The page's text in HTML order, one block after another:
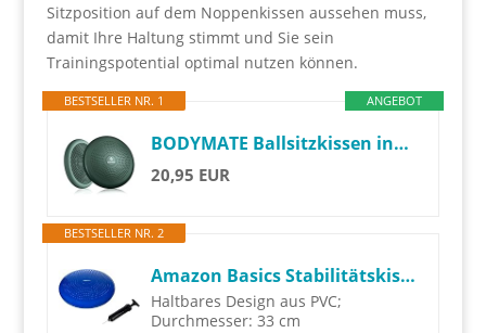
Sitzposition auf dem Noppenkissen aussehen muss,
damit Ihre Haltung stimmt und Sie sein
Trainingspotential optimal nutzen können.
ANGEBOT
BESTSELLER NR. 1
BODYMATE Ballsitzkissen inkl. Pumpe MIDNIGHT-GREEN 34cm Durchmesser - Balance-Kissen, Luftkissen, Balance Pad, Noppenkissen - Core-, Fitness-, Reha-, Koordinations- und Rückentraining
20,95 EUR
BESTSELLER NR. 2
Amazon Basics Stabilitätskissen zum Aufblasen, Dunkelblau
Haltbares Design aus PVC;
Durchmesser: 33 cm